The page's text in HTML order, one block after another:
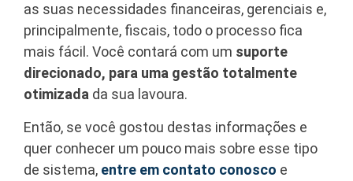
as suas necessidades financeiras, gerenciais e,
principalmente, fiscais, todo o processo fica
mais fácil. Você contará com um suporte
direcionado, para uma gestão totalmente
otimizada da sua lavoura.
Então, se você gostou destas informações e
quer conhecer um pouco mais sobre esse tipo
de sistema, entre em contato conosco e